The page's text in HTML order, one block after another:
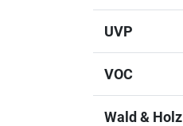
UVP
VOC
Wald & Holz